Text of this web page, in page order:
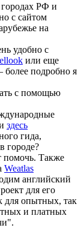
РФ и
с сайтом
на
удобно с
или еще
более подробно я
с помощью
здесь
гида,
городе?
помочь. Также
Weatlas
английский
для его
для опытных, так
и платных